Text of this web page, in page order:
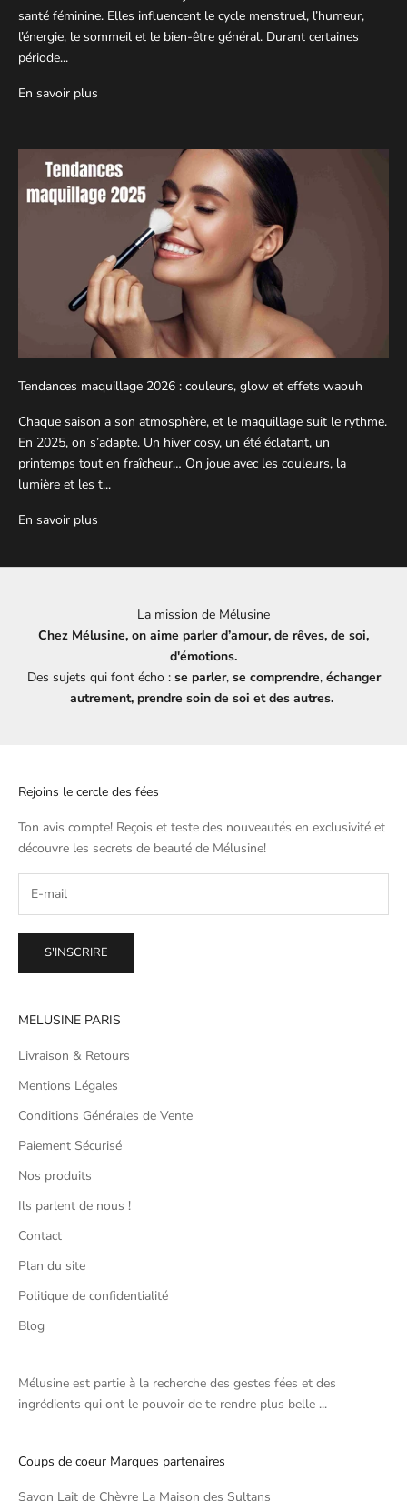
santé féminine. Elles influencent le cycle menstruel, l’humeur,
l’énergie, le sommeil et le bien-être général. Durant certaines
période...
En savoir plus
Tendances maquillage 2026 : couleurs, glow et effets waouh
Chaque saison a son atmosphère, et le maquillage suit le rythme.
En 2025, on s’adapte. Un hiver cosy, un été éclatant, un
printemps tout en fraîcheur… On joue avec les couleurs, la
lumière et les t...
En savoir plus
La mission de Mélusine
Chez Mélusine, on aime parler d’amour, de rêves, de soi,
d'émotions.
Des sujets qui font écho : se parler, se comprendre, échanger
autrement, prendre soin de soi et des autres.
Rejoins le cercle des fées
Ton avis compte! Reçois et teste des nouveautés en exclusivité et
découvre les secrets de beauté de Mélusine!
S'INSCRIRE
MELUSINE PARIS
Livraison & Retours
Mentions Légales
Conditions Générales de Vente
Paiement Sécurisé
Nos produits
Ils parlent de nous !
Contact
Plan du site
Politique de confidentialité
Blog
Mélusine est partie à la recherche des gestes fées et des
ingrédients qui ont le pouvoir de te rendre plus belle ...
Coups de coeur Marques partenaires
Savon Lait de Chèvre La Maison des Sultans